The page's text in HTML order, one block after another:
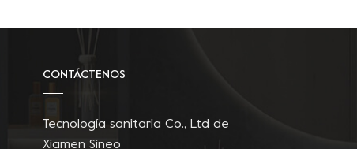
CONTÁCTENOS
Tecnología sanitaria Co., Ltd de
Xiamen Sineo